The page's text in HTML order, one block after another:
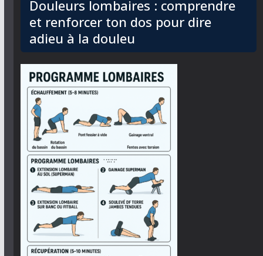
Douleurs lombaires : comprendre
et renforcer ton dos pour dire
adieu à la douleu